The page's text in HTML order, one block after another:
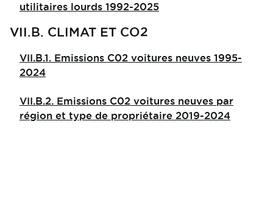
utilitaires lourds 1992-2025
VII.B. CLIMAT ET CO2
VII.B.1. Emissions C02 voitures neuves 1995-
2024
VII.B.2. Emissions C02 voitures neuves par
région et type de propriétaire 2019-2024